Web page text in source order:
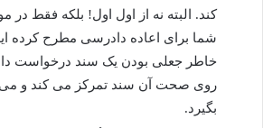
کند. البته نه از اول اول! بلکه فقط در
شما برای اعاده دادرسی مطرح کرده
خاطر جعلی بودن یک سند درخواست داده
روی صحت آن سند تمرکز می کند و می
بگیرد.